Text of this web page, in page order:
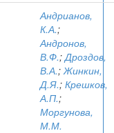
Андрианов,
К.А.;
Андронов,
В.Ф.;Дроздов,
В.А.;Жинкин,
Д.Я.; Крешков,
А.П.;
Моргунова,
М.М.